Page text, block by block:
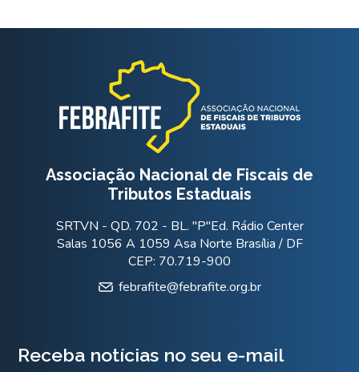
Associação Nacional de Fiscais de
Tributos Estaduais
SRTVN - QD. 702 - BL. "P"Ed. Rádio Center
Salas 1056 A 1059 Asa Norte Brasília / DF
CEP: 70.719-900
febrafite@febrafite.org.br
Receba notícias no seu e-mail